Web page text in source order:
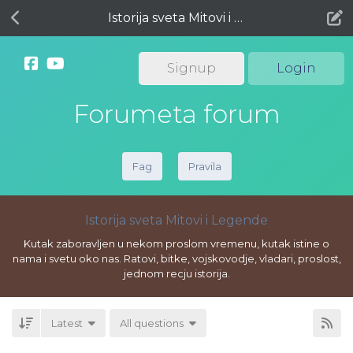
Signup Login
Forumeta forum
Fag Pravila
Istorija sveta Mitovi i Legende
Kutak zaboravljen u nekom proslom vremenu, kutak istine o
nama i svetu oko nas. Ratovi, bitke, vojskovodje, vladari, proslost,
jednom recju istorija.
Istorija sveta Mitovi i Legende
Latest All questions